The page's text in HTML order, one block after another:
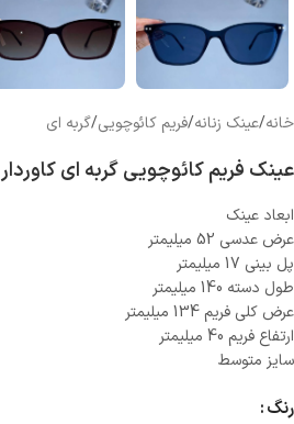
خانه/عینک زنانه/فریم کائوچویی/گربه ای
عینک فریم کائوچویی گربه ای کاوردار 010121
ابعاد عینک
عرض عدسی 52 میلیمتر
پل بینی 17 میلیمتر
طول دسته 140 میلیمتر
عرض کلی فریم 134 میلیمتر
ارتفاع فریم 40 میلیمتر
سایز متوسط
رنگ